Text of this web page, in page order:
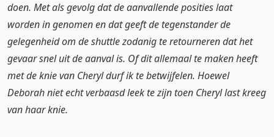
doen. Met als gevolg dat de aanvallende posities laat
worden in genomen en dat geeft de tegenstander de
gelegenheid om de shuttle zodanig te retourneren dat het
gevaar snel uit de aanval is. Of dit allemaal te maken heeft
met de knie van Cheryl durf ik te betwijfelen. Hoewel
Deborah niet echt verbaasd leek te zijn toen Cheryl last kreeg
van haar knie.